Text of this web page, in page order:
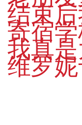
结束
寄宿
我真是
维罗妮